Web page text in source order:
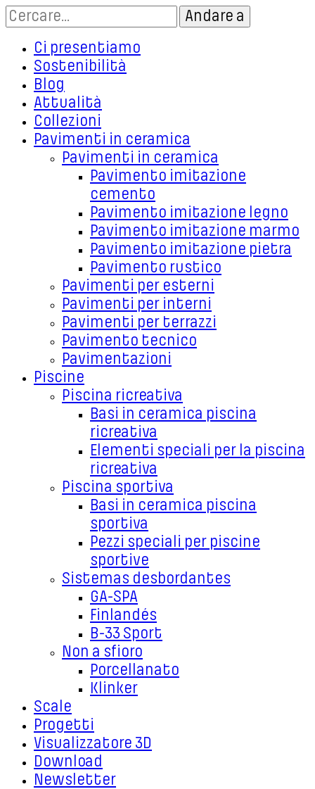
Ci presentiamo
Sostenibilità
Blog
Attualità
Collezioni
Pavimenti in ceramica
Pavimenti in ceramica
Pavimento imitazione
cemento
Pavimento imitazione legno
Pavimento imitazione marmo
Pavimento imitazione pietra
Pavimento rustico
Pavimenti per esterni
Pavimenti per interni
Pavimenti per terrazzi
Pavimento tecnico
Pavimentazioni
Piscine
Piscina ricreativa
Basi in ceramica piscina
ricreativa
Elementi speciali per la piscina
ricreativa
Piscina sportiva
Basi in ceramica piscina
sportiva
Pezzi speciali per piscine
sportive
Sistemas desbordantes
GA-SPA
Finlandés
B-33 Sport
Non a sfioro
Porcellanato
Klinker
Scale
Progetti
Visualizzatore 3D
Download
Newsletter